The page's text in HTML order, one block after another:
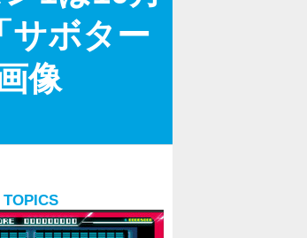
サボター
像
TOPICS